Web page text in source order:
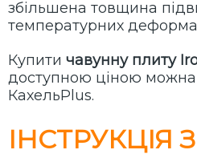
збільшена товщина
температурних
Купити чавунну плиту
доступною ціною можна
КахельPlus.
ІНСТРУКЦІЯ З